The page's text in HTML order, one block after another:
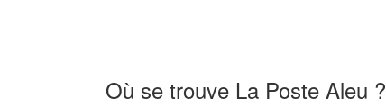
Où se trouve La Poste Aleu ?